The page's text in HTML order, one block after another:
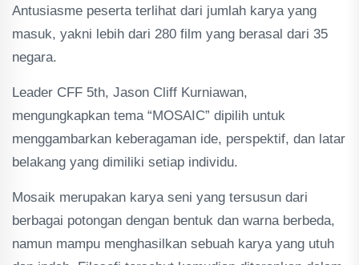
Antusiasme peserta terlihat dari jumlah karya yang
masuk, yakni lebih dari 280 film yang berasal dari 35
negara.
Leader CFF 5th, Jason Cliff Kurniawan,
mengungkapkan tema “MOSAIC” dipilih untuk
menggambarkan keberagaman ide, perspektif, dan latar
belakang yang dimiliki setiap individu.
Mosaik merupakan karya seni yang tersusun dari
berbagai potongan dengan bentuk dan warna berbeda,
namun mampu menghasilkan sebuah karya yang utuh